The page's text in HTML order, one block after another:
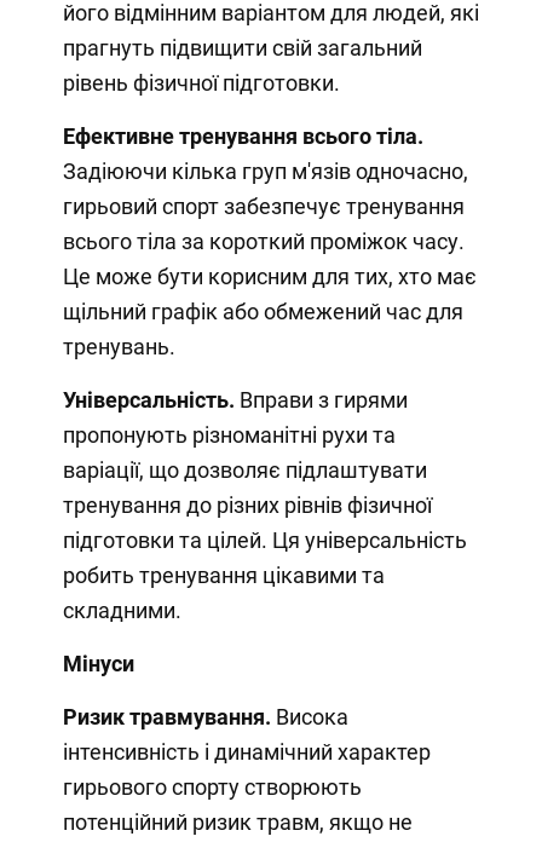
його відмінним варіантом для людей, які
прагнуть підвищити свій загальний
рівень фізичної підготовки.
Ефективне тренування всього тіла.
Задіюючи кілька груп м'язів одночасно,
гирьовий спорт забезпечує тренування
всього тіла за короткий проміжок часу.
Це може бути корисним для тих, хто має
щільний графік або обмежений час для
тренувань.
Універсальність. Вправи з гирями
пропонують різноманітні рухи та
варіації, що дозволяє підлаштувати
тренування до різних рівнів фізичної
підготовки та цілей. Ця універсальність
робить тренування цікавими та
складними.
Мінуси
Ризик травмування. Висока
інтенсивність і динамічний характер
гирьового спорту створюють
потенційний ризик травм, якщо не